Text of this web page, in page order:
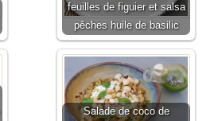
feuilles de figuier et salsa
pêches huile de basilic
Salade de coco de